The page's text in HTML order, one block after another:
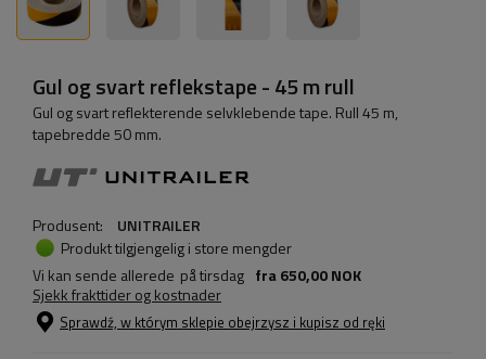
Gul og svart reflekstape - 45 m rull
Gul og svart reflekterende selvklebende tape. Rull 45 m,
tapebredde 50 mm.
Produsent:
UNITRAILER
Produkt tilgjengelig i store mengder
Vi kan sende allerede på tirsdag fra650,00 NOK
Sjekk frakttider og kostnader
Sprawdź, w którym sklepie obejrzysz i kupisz od ręki